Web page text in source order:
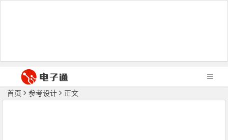
首页 参考设计 正文